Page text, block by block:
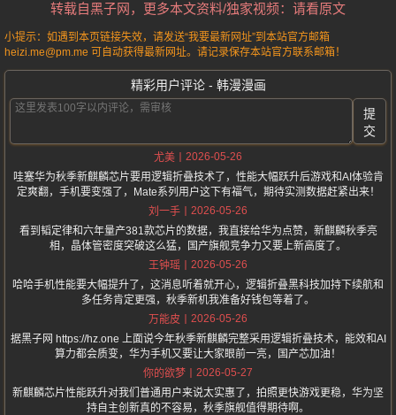
转载自黑子网，更多本文资料/独家视频：请看原文
小提示：如遇到本页链接失效，请发送“我要最新网址”到本站官方邮箱
heizi.me@pm.me 可自动获得最新网址。请记录保存本站官方联系邮箱！
精彩用户评论 - 韩漫漫画
提
交
尤美
2026-05-26
哇塞华为秋季新麒麟芯片要用逻辑折叠技术了，性能大幅跃升后游戏和AI体验肯
定爽翻，手机要变强了，Mate系列用户这下有福气，期待实测数据赶紧出来！
刘一手
2026-05-26
看到韬定律和六年量产381款芯片的数据，我直接给华为点赞，新麒麟秋季亮
相，晶体管密度突破这么猛，国产旗舰竞争力又要上新高度了。
王钟瑶
2026-05-26
哈哈手机性能要大幅提升了，这消息听着就开心，逻辑折叠黑科技加持下续航和
多任务肯定更强，秋季新机我准备好钱包等着了。
万能皮
2026-05-26
据黑子网 https://hz.one 上面说今年秋季新麒麟完整采用逻辑折叠技术，能效和AI
算力都会质变，华为手机又要让大家眼前一亮，国产芯加油！
你的欲梦
2026-05-27
新麒麟芯片性能跃升对我们普通用户来说太实惠了，拍照更快游戏更稳，华为坚
持自主创新真的不容易，秋季旗舰值得期待啊。